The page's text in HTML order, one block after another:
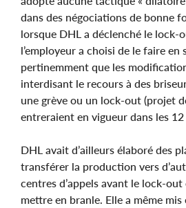
dans des négociations de bonne
lorsque DHL a déclenché le lock-
l’employeur a choisi de le faire en
pertinemment que les
interdisant le recours à des
une grève ou un lock-out (projet
entreraient en vigueur dans les 12
DHL avait d’ailleurs élaboré des
transférer la production vers
centres d’appels avant le lock-
mettre en branle. Elle a même